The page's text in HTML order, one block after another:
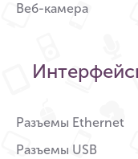
Веб-камера
Разъемы Ethernet
Разъемы USB